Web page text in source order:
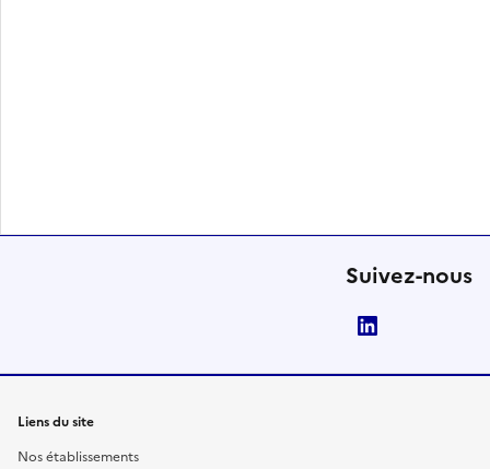
Suivez-nous
Liens du site
Nos établissements